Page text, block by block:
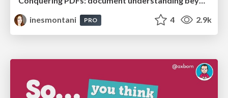
inesmontani
PRO 4 2.9k